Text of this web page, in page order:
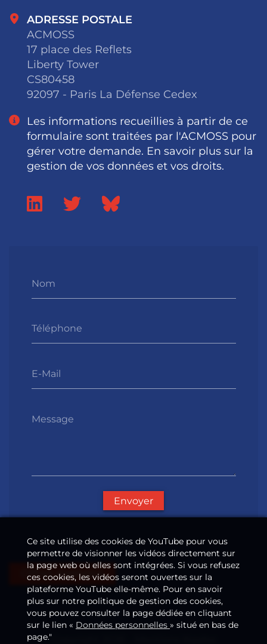
Nom
Téléphone
E-Mail
Message
Envoyer
ADRESSE POSTALE
ACMOSS
17 place des Reflets
Liberty Tower
CS80458
92097 - Paris La Défense Cedex
Les informations recueillies à partir de ce
formulaire sont traitées par l'ACMOSS pour
gérer votre demande. En savoir plus sur la
gestion de vos données et vos droits.
Offres d'emploi
Copyright 2026
Ce site utilise des cookies de YouTube pour vous
permettre de visionner les vidéos directement sur
la page web où elles sont intégrées. Si vous refusez
ces cookies, les vidéos seront ouvertes sur la
plateforme YouTube elle-même. Pour en savoir
plus sur notre politique de gestion des cookies,
vous pouvez consulter la page dédiée en cliquant
sur le lien « Données personnelles » situé en bas de
page."